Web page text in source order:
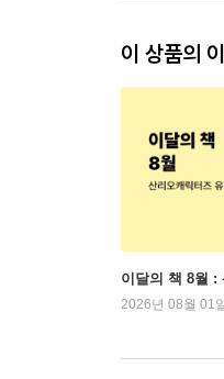
이 상품의
이달의 책 8월 :
2026년 08월 01